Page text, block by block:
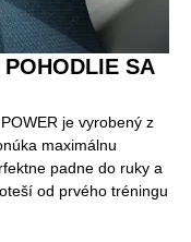
SA
je vyrobený z
maximálnu
padne do ruky a
od prvého tréningu